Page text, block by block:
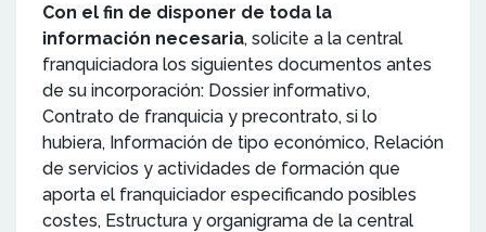
Con el fin de disponer de toda la
información necesaria, solicite a la central
franquiciadora los siguientes documentos antes
de su incorporación: Dossier informativo,
Contrato de franquicia y precontrato, si lo
hubiera, Información de tipo económico, Relación
de servicios y actividades de formación que
aporta el franquiciador especificando posibles
costes, Estructura y organigrama de la central